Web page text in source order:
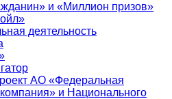
и «Миллион призов»
деятельность
АО «Федеральная
и Национального